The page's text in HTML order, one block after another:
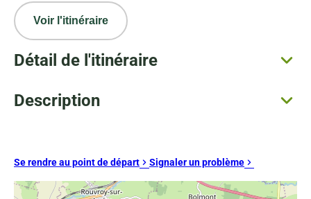
Détail de l'itinéraire
Description
Voir l'itinéraire
Se rendre au point de départ Signaler un problème